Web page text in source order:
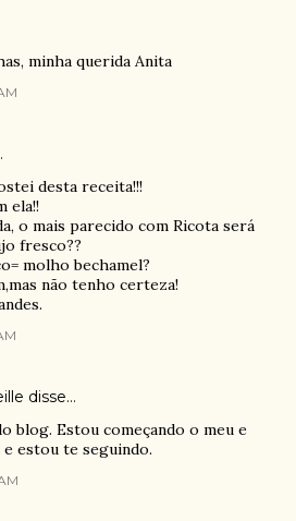
minha querida Anita
desta receita!!!
ela!!
o mais parecido com Ricota será
fresco??
molho bechamel?
não tenho certeza!
disse…
blog. Estou começando o meu e
estou te seguindo.